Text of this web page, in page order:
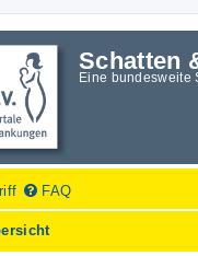
Schatten
Eine bundesweite
FAQ